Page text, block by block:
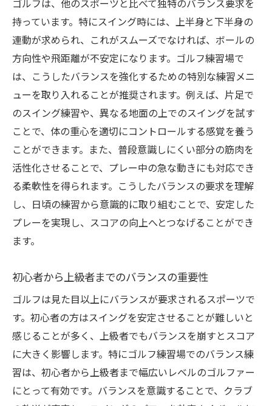
ゴルフは、他のスポーツと比べて独特のバランス要求を
持っています。特にスイング時には、上半身と下半身の
連動が求められ、これがスムーズでなければ、ボールの
方向性や飛距離が不安定になります。ゴルフ練習場で
は、こうしたバランスを強化するための特別な練習メニ
ューを取り入れることが推奨されます。例えば、片足で
のスイング練習や、異なる地面の上でのスイングを試す
ことで、体の重心を適切にコントロールする感覚を養う
ことができます。また、普段意識しにくい部分の筋肉を
活性化させることで、プレー中の急な動きにも対応でき
る柔軟性を得られます。こうしたバランスの要求を理解
し、日頃の練習から意識的に取り組むことで、安定した
プレーを実現し、スコアの向上へとつなげることができ
ます。
初心者から上級者までのバランスの重要性
ゴルフは見た目以上にバランスが要求されるスポーツで
す。初心者の方はスイングを安定させることが難しいと
感じることが多く、上級者でもバランスを崩すとスコア
に大きく影響します。特にゴルフ練習場でのバランス練
習は、初心者から上級者まで幅広いレベルのゴルファー
にとって有効です。バランスを意識することで、クラブ